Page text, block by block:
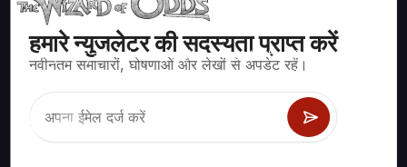
हमारे न्युजलेटर की सदस्यता प्राप्त करें
नवीनतम समाचारों, घोषणाओं और लेखों से अपडेट रहें।
ब्लैकजैक, क्रेप्स, रूलेट और अन्य सैकड़ों कैसीनो खेलों के लिए गणितीय रूप से सही